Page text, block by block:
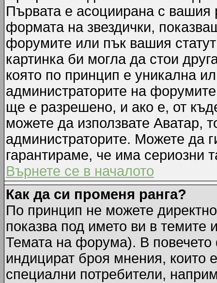
Първата е асоциирана с вашия
формата на звездички,
форумите или пък вашия
картинка би могла да стои
която по принцип е уникална
администраторите на
ще е разрешено, и ако е, от
можете да използвате Аватар,
администраторите. Можете да
гарантираме, че има сериозни
Върнете се в началото
Как да си променя ранга?
По принцип не можете
показва под името ви в темите
Темата на форума). В повечето
индицират броя мнения, които
специални потребители,